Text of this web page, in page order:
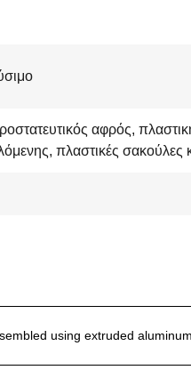
αφρός,
πλαστικές σακούλες
using extruded